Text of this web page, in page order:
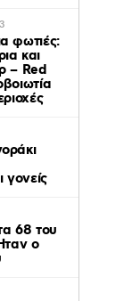
φωτιές:
και
– Red
γονείς
68 του
ο